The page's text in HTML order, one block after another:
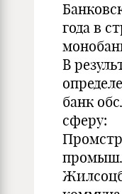
года в
В
банк
сферу: